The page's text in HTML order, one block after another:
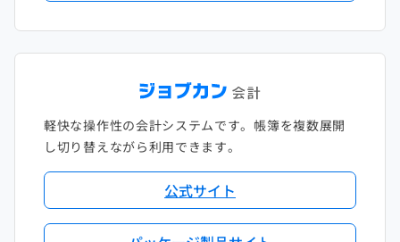
軽快な操作性の会計システムです。帳簿を複数展開
し切り替えながら利用できます。
公式サイト